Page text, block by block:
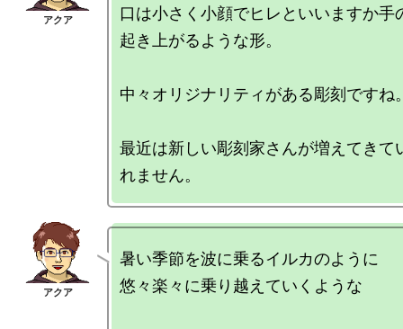
口は小さく小顔でヒレといいますか手
起き上がるような形。
中々オリジナリティがある彫刻ですね
最近は新しい彫刻家さんが増えてきて
暑い季節を波に乗るイルカのように
悠々楽々に乗り越えていくような